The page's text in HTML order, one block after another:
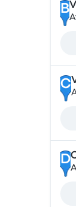
B
C
D